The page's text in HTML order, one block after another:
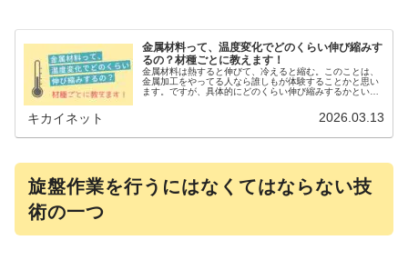
金属材料って、温度変化でどのくらい伸び縮みす
るの？材種ごとに教えます！
金属材料は熱すると伸びて、冷えると縮む。このことは、
金属加工をやってる人なら誰しもが体験することかと思い
ます。ですが、具体的にどのくらい伸び縮みするかという
キカイネット 2026.03.13
旋盤作業を行うにはなくてはならない技
術の一つ